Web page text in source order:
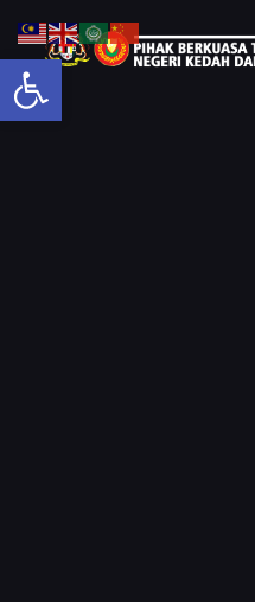
Open toolbar